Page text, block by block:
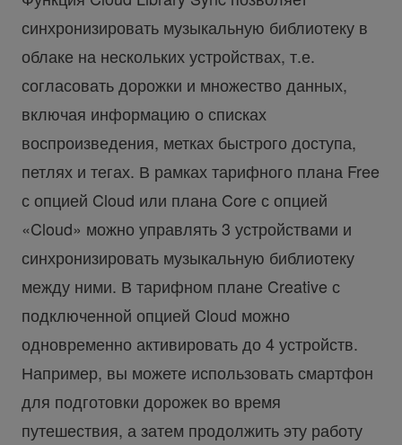
синхронизировать музыкальную библиотеку в
облаке на нескольких устройствах, т.е.
согласовать дорожки и множество данных,
включая информацию о списках
воспроизведения, метках быстрого доступа,
петлях и тегах. В рамках тарифного плана Free
с опцией Cloud или плана Core с опцией
«Cloud» можно управлять 3 устройствами и
синхронизировать музыкальную библиотеку
между ними. В тарифном плане Creative с
подключенной опцией Cloud можно
одновременно активировать до 4 устройств.
Например, вы можете использовать смартфон
для подготовки дорожек во время
путешествия, а затем продолжить эту работу